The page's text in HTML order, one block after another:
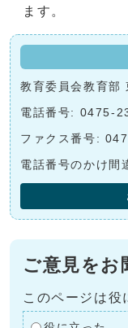
ます。
教育委員会教育部
電話番号: 0475-
ファクス番号:
電話番号のかけ間
ご意見をお
このページは役